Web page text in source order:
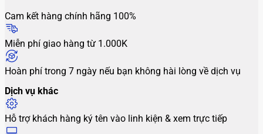
Cam kết hàng chính hãng 100%
Miễn phí giao hàng từ 1.000K
Hoàn phí trong 7 ngày nếu bạn không hài lòng về dịch vụ
Dịch vụ khác
Hỗ trợ khách hàng ký tên vào linh kiện & xem trực tiếp